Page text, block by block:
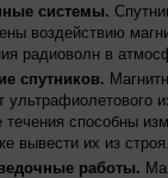
системы.
воздействию
радиоволн в
спутников.
ультрафиолетового
течения способны
вывести их из
работы.